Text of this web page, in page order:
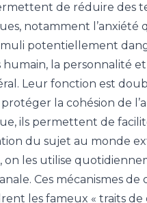
de réduire des
notamment l’anxiété
potentiellement
humain, la personnalité et
Leur fonction est
la cohésion de
ils permettent de
du sujet au monde
on les utilise
Ces mécanismes de
les fameux « traits de